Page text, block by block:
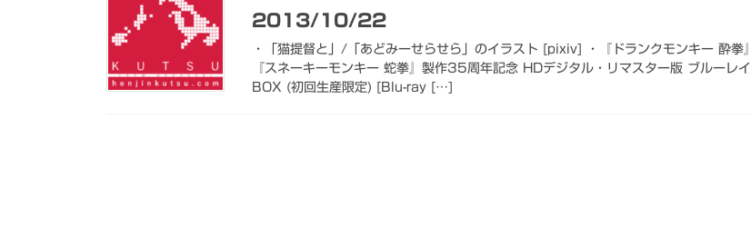
2013/10/22
・「猫提督と」/「あどみーせらせら」のイラスト [pixiv] ・『ドランクモンキー 酔拳』
『スネーキーモンキー 蛇拳』製作35周年記念 HDデジタル・リマスター版 ブルーレイ
BOX (初回生産限定) [Blu-ray […]